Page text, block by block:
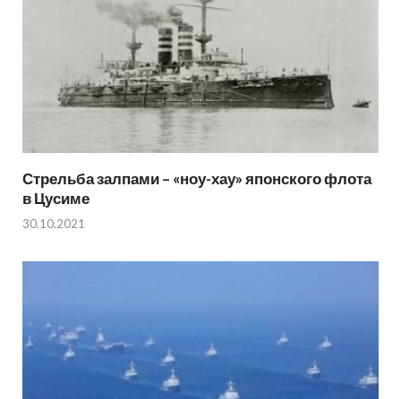
Стрельба залпами – «ноу-хау» японского флота
в Цусиме
30.10.2021